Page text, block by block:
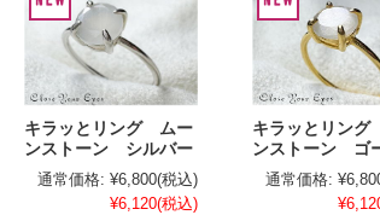
キラッとリング ムー
ンストーン シルバー
通常価格: ¥6,800(税込)
¥6,120(税込)
キラッとリン
ンストーン ゴ
通常価格: